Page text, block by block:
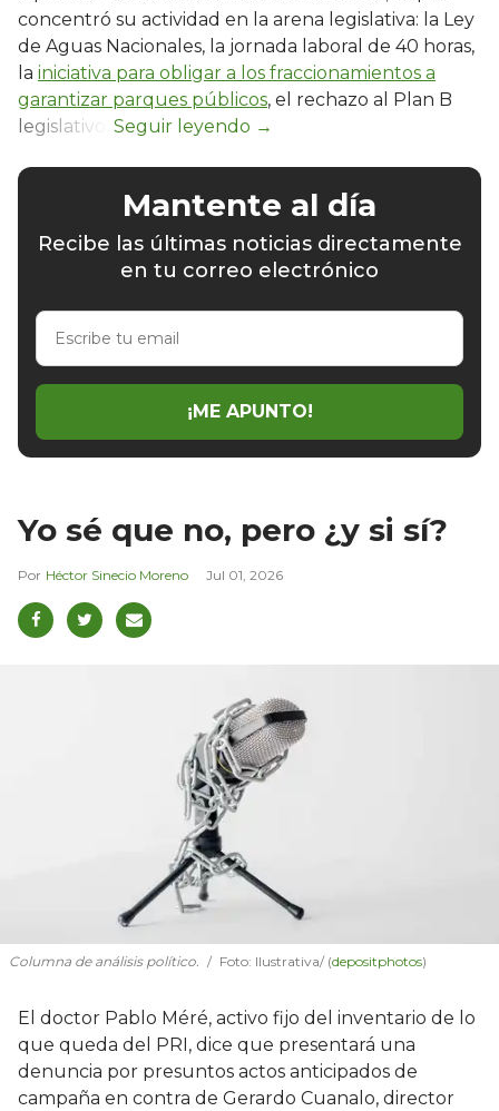
concentró su actividad en la arena legislativa: la Ley
de Aguas Nacionales, la jornada laboral de 40 horas,
la iniciativa para obligar a los fraccionamientos a
garantizar parques públicos, el rechazo al Plan B
legislativo.
Mantente al día
Recibe las últimas noticias directamente
en tu correo electrónico
Escribe
email
¡ME APUNTO!
Yo sé que no, pero ¿y si sí?
Héctor Sinecio Moreno Jul 01, 2026
Columna de análisis político. Foto: Ilustrativa/ (depositphotos)
El doctor Pablo Méré, activo fijo del inventario de lo
que queda del PRI, dice que presentará una
denuncia por presuntos actos anticipados de
campaña en contra de Gerardo Cuanalo, director